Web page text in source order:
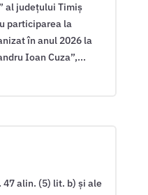
al județului Timiș
participarea la
în anul 2026 la
Ioan Cuza”,...
alin. (5) lit. b) și ale